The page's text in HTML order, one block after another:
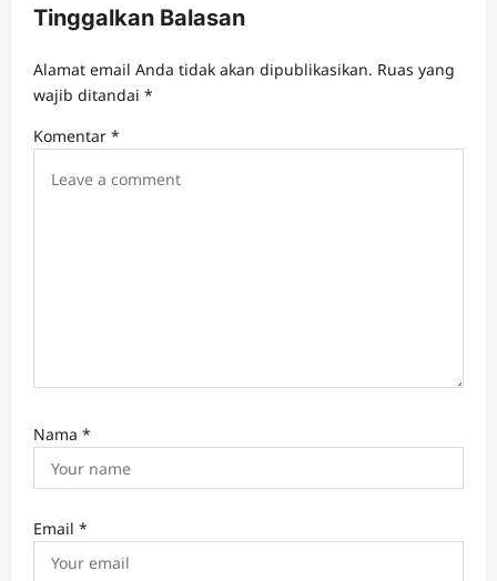
i
a
i
Tinggalkan Balasan
Alamat email Anda tidak akan dipublikasikan. Ruas yang
wajib ditandai *
Komentar *
Nama *
Email *